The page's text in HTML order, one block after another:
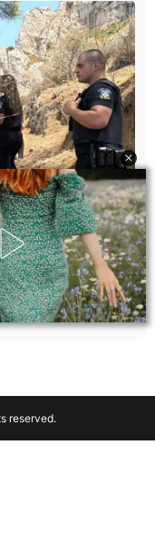
που βρέθηκε
εκκλησάκι των
reserved.